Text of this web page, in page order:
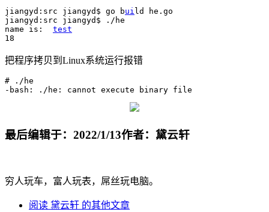
jiangyd:src jiangyd$ go bui ld he.go
jiangyd:src jiangyd$ ./he
name is: test
把程序拷贝到Linux系统运行报错
# ./he
最后编辑于：2022/1/13作者：黛云轩
穷人玩车，富人玩表，屌丝玩电脑。
阅读 黛云轩 的其他文章